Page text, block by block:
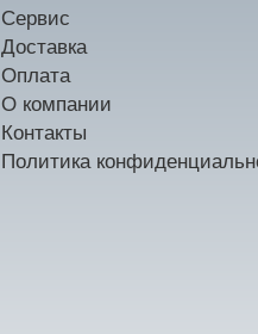
Сервис
Доставка
Оплата
О компании
Контакты
Политика